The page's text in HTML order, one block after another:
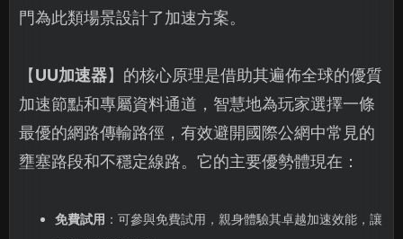
門為此類場景設計了加速方案。
【UU加速器】的核心原理是借助其遍佈全球的優質
加速節點和專屬資料通道，智慧地為玩家選擇一條
最優的網路傳輸路徑，有效避開國際公網中常見的
壅塞路段和不穩定線路。它的主要優勢體現在：
免費試用 ：可參與免費試用，親身體驗其卓越加速效能，讓